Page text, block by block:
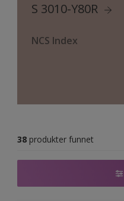
S 3010-Y80R
NCS Index
38 produkter funnet